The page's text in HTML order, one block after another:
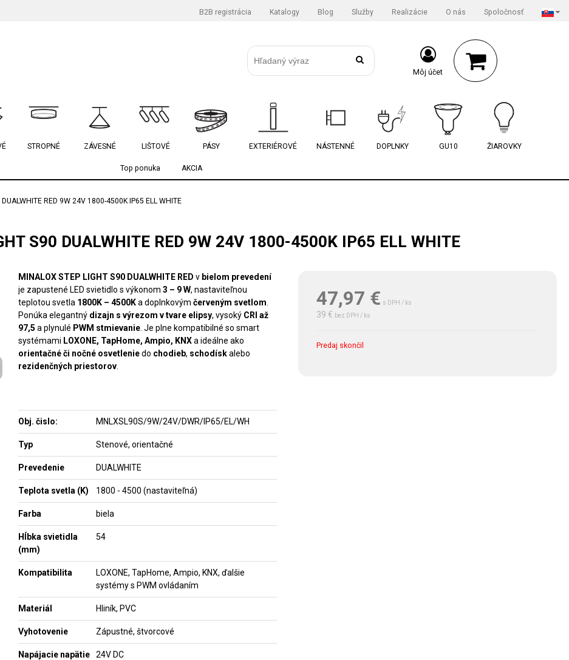
B2B registrácia Katalogy Blog Služby Realizácie O nás Spoločnosť
Môj účet
STROPNÉ ZÁVESNÉ LIŠTOVÉ PÁSY EXTERIÉROVÉ NÁSTENNÉ DOPLNKY GU10 ŽIAROVKY
Top ponuka AKCIA
RED 9W 24V 1800-4500K IP65 ELL WHITE
S90 DUALWHITE RED 9W 24V 1800-4500K IP65 ELL WHITE
47,97 € s DPH / ks
39 € bez DPH / ks
Predaj skončil
MINALOX STEP LIGHT S90 DUALWHITE RED v bielom prevedení
je zapustené LED svietidlo s výkonom3 – 9 W, nastaviteľnou
teplotou svetla 1800K – 4500Ka doplnkovýmčerveným svetlom
Ponúka elegantný dizajn s výrezom v tvare elipsy, vysoký CRI až
97,5 a plynulé PWM stmievanie . Je plne kompatibilné so smart
systémami LOXONE, TapHome, Ampio, KNXa ideálne ako
orientačné či nočné osvetleniedo chodieb, schodískalebo
rezidenčných priestorov
Obj. čislo: MNLXSL90S/9W/24V/DWR/IP65/EL/WH
Typ Stenové, orientačné
Prevedenie DUALWHITE
Teplota svetla (K) 1800 - 4500 (nastaviteľná)
Farba biela
Hĺbka svietidla
(mm)
54
Kompatibilita
LOXONE, TapHome, Ampio, KNX, ďalšie
systémy s PWM ovládaním
Materiál Hliník, PVC
Vyhotovenie Zápustné, štvorcové
Napájacie napätie 24V DC